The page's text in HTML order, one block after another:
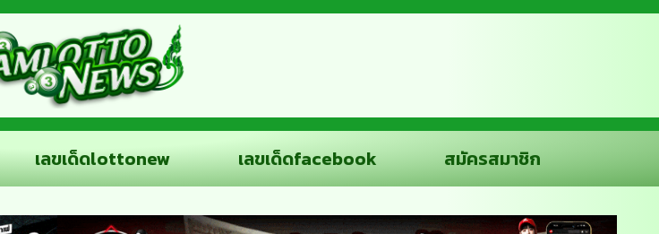
เลขเด็ดlottonew เลขเด็ดfacebook สมัครสมาชิก